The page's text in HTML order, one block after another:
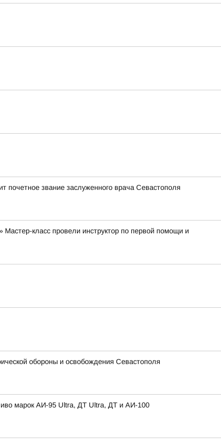
почетное звание заслуженного врача Севастополя
класс провели инструктор по первой помощи и
обороны и освобождения Севастополя
марок АИ-95 Ultra, ДТ Ultra, ДТ и АИ-100